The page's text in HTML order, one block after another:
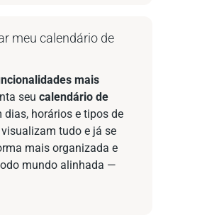
meu calendário de
mais
seu calendário de
dias, horários e tipos de
tudo e já se
mais organizada e
mundo alinhada —